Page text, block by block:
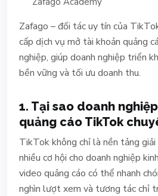
Zafago – đối tác uy tín của
cấp dịch vụ mở tài khoản quảng
nghiệp, giúp doanh nghiệp triển
bền vững và tối ưu doanh thu.
1. Tại sao doanh
quảng cáo TikTok
TikTok không chỉ là nền tảng
nhiều cơ hội cho doanh nghiệp
video quảng cáo có thể nhanh
nghìn lượt xem và tương tác chỉ